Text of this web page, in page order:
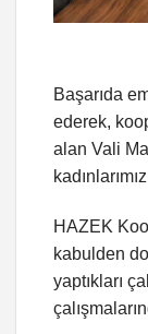
Başarıda
ederek,
alan Vali
HAZEK
kabulden
yaptıkları